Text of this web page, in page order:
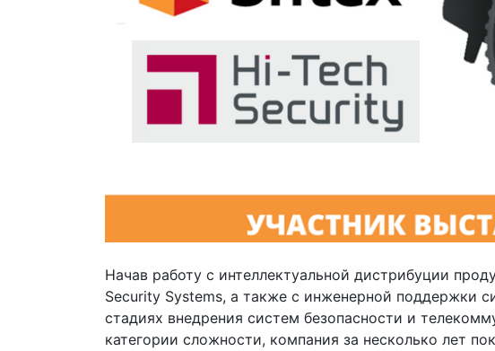
Начав работу с интеллектуальной дистрибуции
Security Systems, а также с инженерной поддержки
стадиях внедрения систем безопасности и
категории сложности, компания за несколько лет